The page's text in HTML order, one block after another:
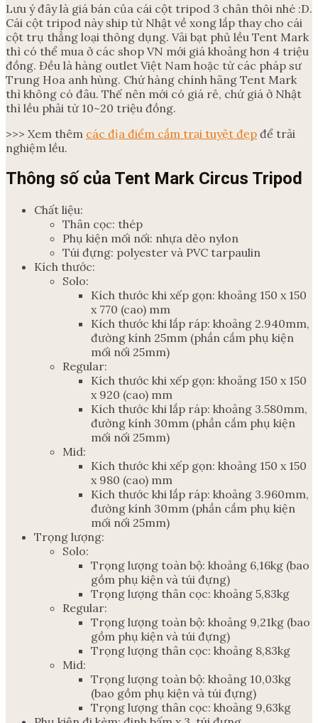
Lưu ý đây là giá bán của cái cột tripod 3 chân thôi nhé :D.
Cái cột tripod này ship từ Nhật về xong lắp thay cho cái
cột trụ thẳng loại thông dụng. Vải bạt phủ lều Tent Mark
thì có thể mua ở các shop VN mới giá khoảng hơn 4 triệu
đồng. Đều là hàng outlet Việt Nam hoặc từ các pháp sư
Trung Hoa anh hùng. Chứ hàng chính hãng Tent Mark
thì không có đâu. Thế nên mới có giá rẻ, chứ giá ở Nhật
thì lều phải từ 10~20 triệu đồng.
>>> Xem thêm các địa điểm cắm trại tuyệt đẹp để trải
nghiệm lều.
Thông số của Tent Mark Circus Tripod
Chất liệu:
Thân cọc: thép
Phụ kiện mối nối: nhựa dẻo nylon
Túi đựng: polyester và PVC tarpaulin
Kích thước:
Solo:
Kích thước khi xếp gọn: khoảng 150 x 150
x 770 (cao) mm
Kích thước khi lắp ráp: khoảng 2.940mm,
đường kính 25mm (phần cắm phụ kiện
mối nối 25mm)
Regular:
Kích thước khi xếp gọn: khoảng 150 x 150
x 920 (cao) mm
Kích thước khi lắp ráp: khoảng 3.580mm,
đường kính 30mm (phần cắm phụ kiện
mối nối 25mm)
Mid:
Kích thước khi xếp gọn: khoảng 150 x 150
x 980 (cao) mm
Kích thước khi lắp ráp: khoảng 3.960mm,
đường kính 30mm (phần cắm phụ kiện
mối nối 25mm)
Trọng lượng:
Solo:
Trọng lượng toàn bộ: khoảng 6,16kg (bao
gồm phụ kiện và túi đựng)
Trọng lượng thân cọc: khoảng 5,83kg
Regular:
Trọng lượng toàn bộ: khoảng 9,21kg (bao
gồm phụ kiện và túi đựng)
Trọng lượng thân cọc: khoảng 8,83kg
Mid:
Trọng lượng toàn bộ: khoảng 10,03kg
(bao gồm phụ kiện và túi đựng)
Trọng lượng thân cọc: khoảng 9,63kg